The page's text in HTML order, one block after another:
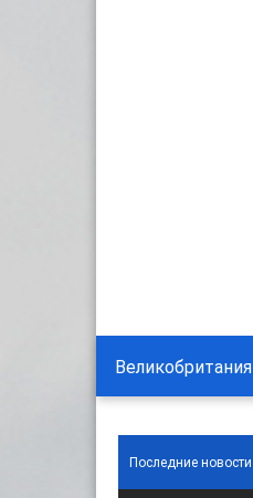
Великобритания
Последние новости